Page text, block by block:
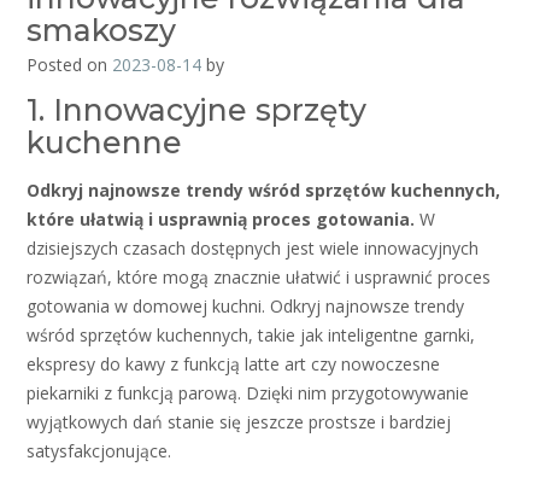
smakoszy
Posted on 2023-08-14 by
1. Innowacyjne sprzęty
kuchenne
Odkryj najnowsze trendy wśród sprzętów kuchennych,
które ułatwią i usprawnią proces gotowania. W
dzisiejszych czasach dostępnych jest wiele innowacyjnych
rozwiązań, które mogą znacznie ułatwić i usprawnić proces
gotowania w domowej kuchni. Odkryj najnowsze trendy
wśród sprzętów kuchennych, takie jak inteligentne garnki,
ekspresy do kawy z funkcją latte art czy nowoczesne
piekarniki z funkcją parową. Dzięki nim przygotowywanie
wyjątkowych dań stanie się jeszcze prostsze i bardziej
satysfakcjonujące.